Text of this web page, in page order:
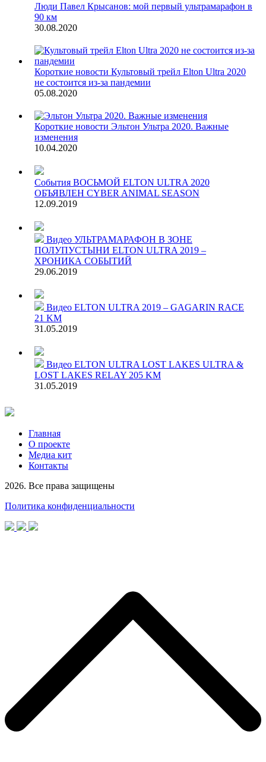
Люди Павел Крысанов: мой первый ультрамарафон в
90 км
30.08.2020
Короткие новости Культовый трейл Elton Ultra 2020
не состоится из-за пандемии
05.08.2020
Короткие новости Эльтон Ультра 2020. Важные
изменения
10.04.2020
События ВОСЬМОЙ ELTON ULTRA 2020
ОБЪЯВЛЕН CYBER ANIMAL SEASON
12.09.2019
Видео УЛЬТРАМАРАФОН В ЗОНЕ
ПОЛУПУСТЫНИ ELTON ULTRA 2019 –
ХРОНИКА СОБЫТИЙ
29.06.2019
Видео ELTON ULTRA 2019 – GAGARIN RACE
21 KM
31.05.2019
Видео ELTON ULTRA LOST LAKES ULTRA &
LOST LAKES RELAY 205 KM
31.05.2019
Главная
О проекте
Медиа кит
Контакты
2026. Все права защищены
Политика конфиденциальности